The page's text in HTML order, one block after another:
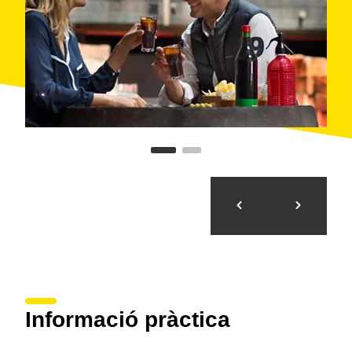
Informació pràctica